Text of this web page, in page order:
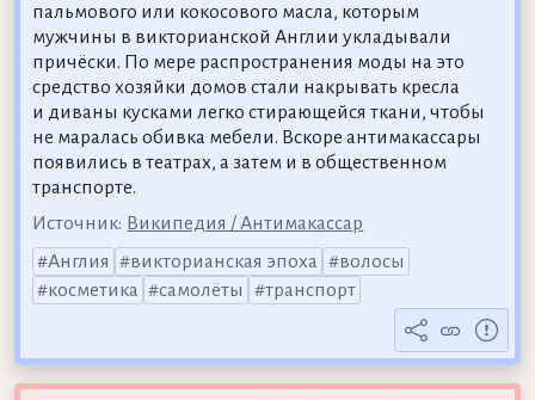
пальмового или кокосового масла, которым
мужчины в викторианской Англии укладывали
причёски. По мере распространения моды на это
средство хозяйки домов стали накрывать кресла
и диваны кусками легко стирающейся ткани, чтобы
не маралась обивка мебели. Вскоре антимакассары
появились в театрах, а затем и в общественном
транспорте.
Источник: Википедия / Антимакассар
Англия
викторианская эпоха
волосы
косметика
самолёты транспорт